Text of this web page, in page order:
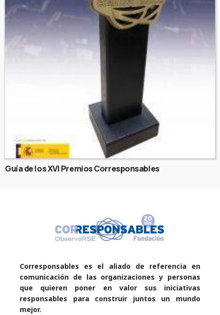
Guía de los XVI Premios Corresponsables
Corresponsables es el aliado de referencia en
comunicación de las organizaciones y personas
que quieren poner en valor sus iniciativas
responsables para construir juntos un mundo
mejor.